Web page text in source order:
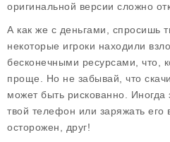
оригинальной версии сложно
А как же с деньгами, спросишь
некоторые игроки находили
бесконечными ресурсами, что,
проще. Но не забывай, что
может быть рискованно. Иногда
твой телефон или заряжать его
осторожен, друг!